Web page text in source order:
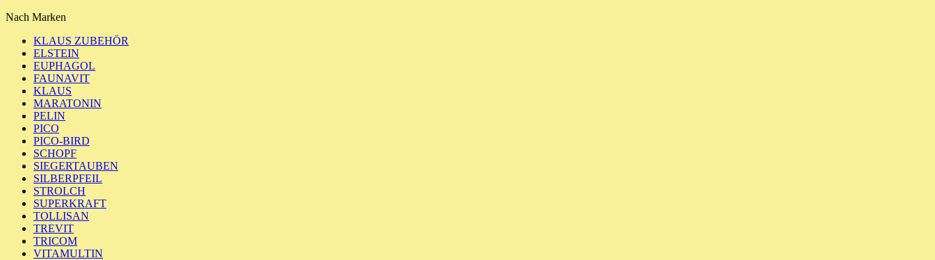
Nach Marken
KLAUS ZUBEHÖR
ELSTEIN
EUPHAGOL
FAUNAVIT
KLAUS
MARATONIN
PELIN
PICO
PICO-BIRD
SCHOPF
SIEGERTAUBEN
SILBERPFEIL
STROLCH
SUPERKRAFT
TOLLISAN
TREVIT
TRICOM
VITAMULTIN